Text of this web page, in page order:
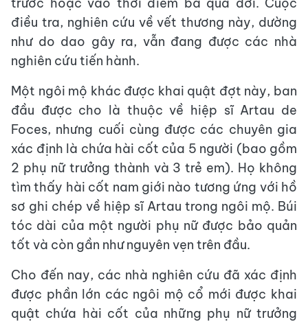
điều tra, nghiên cứu về vết thương này, dường
như do dao gây ra, vẫn đang được các nhà
nghiên cứu tiến hành.
Một ngôi mộ khác được khai quật đợt này, ban
đầu được cho là thuộc về hiệp sĩ Artau de
Foces, nhưng cuối cùng được các chuyên gia
xác định là chứa hài cốt của 5 người (bao gồm
2 phụ nữ trưởng thành và 3 trẻ em). Họ không
tìm thấy hài cốt nam giới nào tương ứng với hồ
sơ ghi chép về hiệp sĩ Artau trong ngôi mộ. Búi
tóc dài của một người phụ nữ được bảo quản
tốt và còn gần như nguyên vẹn trên đầu.
Cho đến nay, các nhà nghiên cứu đã xác định
được phần lớn các ngôi mộ cổ mới được khai
quật chứa hài cốt của những phụ nữ trưởng